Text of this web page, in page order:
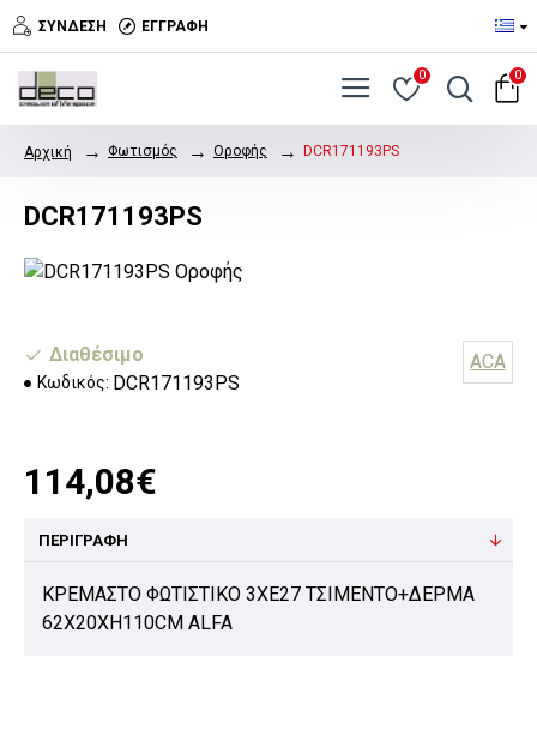
ΣΎΝΔΕΣΗ ΕΓΓΡΑΦΉ
0 0
Αρχική Φωτισμός Οροφής DCR171193PS
DCR171193PS
Διαθέσιμο
Κωδικός: DCR171193PS
ACA
114,08€
ΠΕΡΙΓΡΑΦΉ
ΚΡΕΜΑΣΤΟ ΦΩΤΙΣΤΙΚΟ 3ΧΕ27 ΤΣΙΜΕΝΤΟ+ΔΕΡΜΑ
62Χ20ΧΗ110CM ALFA